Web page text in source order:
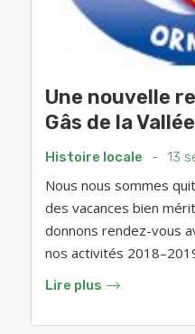
Une nouvelle
Gâs de la
Histoire locale - 13
Nous nous sommes
des vacances bien
donnons rendez-vous
nos activités
Lire plus